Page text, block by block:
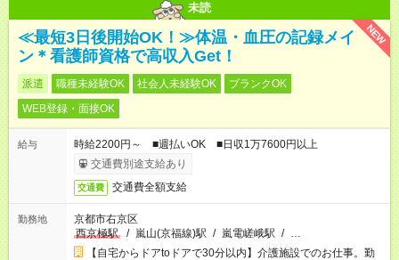
未読
NEW
≪最短3日後開始OK！≫体温・血圧の記録メイ
ン＊看護師資格で高収入Get！
派遣 職種未経験OK 社会人未経験OK
ブランクOK
WEB登録・面接OK
給与
時給2200円～ ■週払いOK ■日収1万7600円以上
交通費別途支給あり
交通費 交通費全額支給
勤務地
京都市右京区
西京極駅
/ 嵐山(京福線)駅 / 嵐電嵯峨駅 / …
【自宅からドアtoドアで30分以内】介護施設でのお仕事。勤